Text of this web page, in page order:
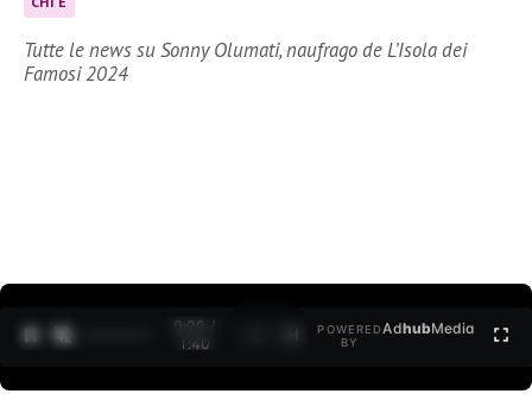
Tutte le news su Sonny Olumati, naufrago de L’Isola dei
Famosi 2024
0:30 /
1:40
POWERED
BY
AdhubMedia